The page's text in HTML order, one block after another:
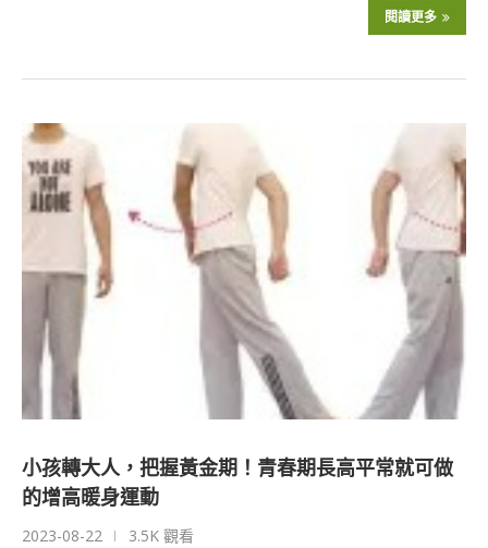
閱讀更多
小孩轉大人，把握黃金期！青春期長高平常就可做
的增高暖身運動
2023-08-22 3.5K 觀看